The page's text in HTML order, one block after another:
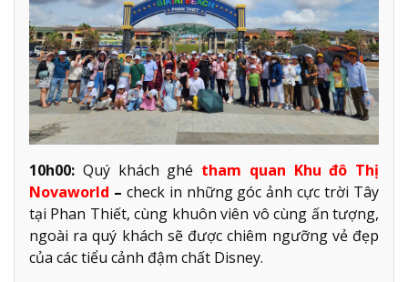
10h00: Quý khách ghé tham quan Khu đô Thị
Novaworld – check in những góc ảnh cực trời Tây
tại Phan Thiết, cùng khuôn viên vô cùng ấn tượng,
ngoài ra quý khách sẽ được chiêm ngưỡng vẻ đẹp
của các tiểu cảnh đậm chất Disney.